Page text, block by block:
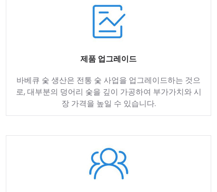
제품 업그레이드
바베큐 숯 생산은 전통 숯 사업을 업그레이드하는 것으
로, 대부분의 덩어리 숯을 깊이 가공하여 부가가치와 시
장 가격을 높일 수 있습니다.